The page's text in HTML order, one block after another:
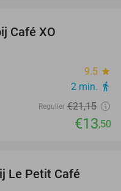
Café XO
9.5 star
2 min. directions_walk
Regulier €21,15
€13,50
Le Petit Café